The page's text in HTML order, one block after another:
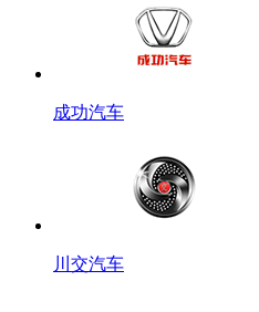
成功汽车
川交汽车